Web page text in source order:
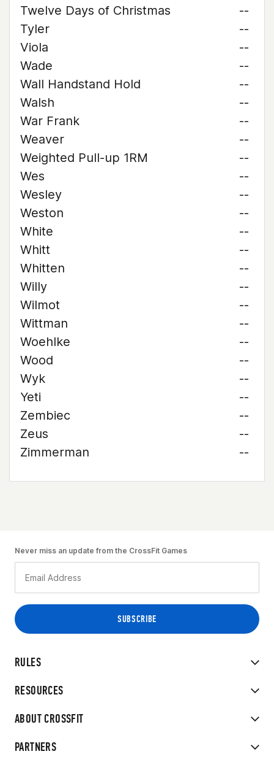
Twelve Days of Christmas
--
Tyler
--
Viola
--
Wade
--
Wall Handstand Hold
--
Walsh
--
War Frank
--
Weaver
--
Weighted Pull-up 1RM
--
Wes
--
Wesley
--
Weston
--
White
--
Whitt
--
Whitten
--
Willy
--
Wilmot
--
Wittman
--
Woehlke
--
Wood
--
Wyk
--
Yeti
--
Zembiec
--
Zeus
--
Zimmerman
--
RULES
RESOURCES
ABOUT CROSSFIT
PARTNERS
Never miss an update from the CrossFit Games